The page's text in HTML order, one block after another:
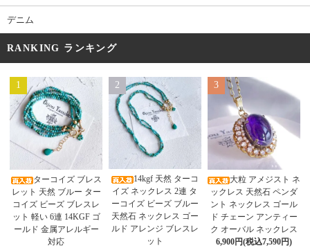
デニム
RANKING ランキング
1
ターコイズ ブレス
レット 天然 ブルー ター
コイズ ビーズ ブレスレ
ット 軽い 6連 14KGF ゴ
ールド 金属アレルギー
対応
2
14kgf 天然 ターコ
イズ ネックレス 2連 タ
ーコイズ ビーズ ブルー
天然石 ネックレス ゴー
ルド アレンジ ブレスレ
ット
3
大粒 アメジスト ネ
ックレス 天然石 ペンダ
ント ネックレス ゴール
ド チェーン アンティー
ク オーバル ネックレス
6,900円(税込7,590円)